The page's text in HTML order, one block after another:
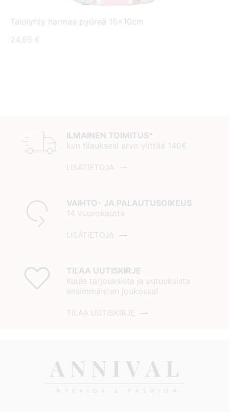
Talolyhty harmaa pyöreä 15x10cm
24,95 €
ILMAINEN TOIMITUS*
kun tilauksesi arvo ylittää 140€
LISÄTIETOJA
VAIHTO- JA PALAUTUSOIKEUS
14 vuorokautta
LISÄTIETOJA
TILAA UUTISKIRJE
Kuule tarjouksista ja uutuuksista
ensimmäisten joukossa!
TILAA UUTISKIRJE